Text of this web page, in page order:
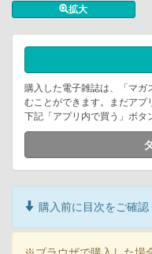
拡大
購入した電子雑誌は、「マガ
むことができます。まだアプ
下記「アプリ内で買う」ボタ
購入前に目次をご確認